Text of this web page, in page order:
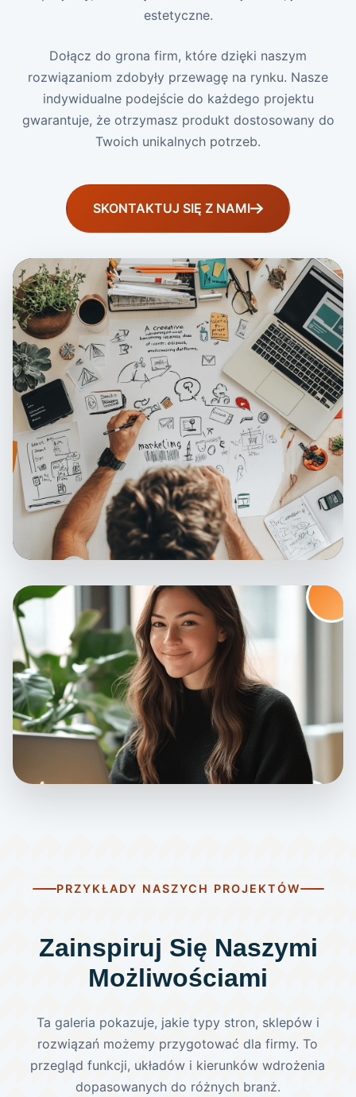
Chcesz Rozpocząć Współpracę?
ZADZWOŃ DO NAS
+48 695 742 350
NAPISZ DO NAS
biuro@creationx.pl
estetyczne.
Dołącz do grona firm, które dzięki naszym
rozwiązaniom zdobyły przewagę na rynku. Nasze
indywidualne podejście do każdego projektu
gwarantuje, że otrzymasz produkt dostosowany do
Twoich unikalnych potrzeb.
SKONTAKTUJ SIĘ Z NAMI
PRZYKŁADY NASZYCH PROJEKTÓW
Zainspiruj Się Naszymi
Możliwościami
Ta galeria pokazuje, jakie typy stron, sklepów i
rozwiązań możemy przygotować dla firmy. To
przegląd funkcji, układów i kierunków wdrożenia
dopasowanych do różnych branż.